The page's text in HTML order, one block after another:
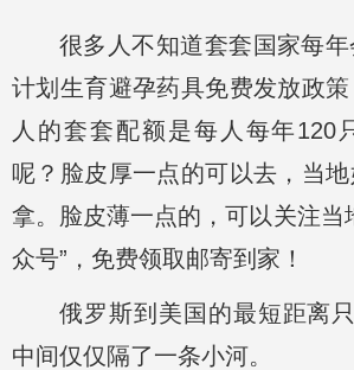
很多人不知道套套国家每
计划生育避孕药具免费发放政
人的套套配额是每人每年120
呢？脸皮厚一点的可以去，当
拿。脸皮薄一点的，可以关注当
众号”，免费领取邮寄到家！
俄罗斯到美国的最短距离
中间仅仅隔了一条小河。